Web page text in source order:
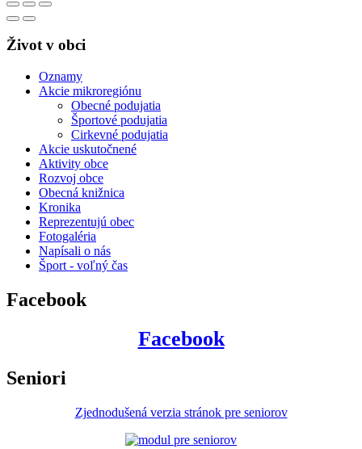
Život v obci
Oznamy
Akcie mikroregiónu
Obecné podujatia
Športové podujatia
Cirkevné podujatia
Akcie uskutočnené
Aktivity obce
Rozvoj obce
Obecná knižnica
Kronika
Reprezentujú obec
Fotogaléria
Napísali o nás
Šport - voľný čas
Facebook
Facebook
Seniori
Zjednodušená verzia stránok pre seniorov